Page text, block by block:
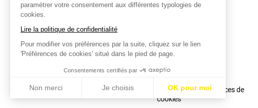
paramétrer votre consentement aux différentes typologies de
cookies.
Lire la politique de confidentialité
Pour modifier vos préférences par la suite, cliquez sur le lien
'Préférences de cookies' situé dans le pied de page.
Consentements certifiés par
Non merci Je choisis OK pour moi
Plateforme de Gestion du Consentement : Personnalisez vos Options
Caractéristiques
Conditions des offres
Cookies
Modifier vos préférences de
cookies